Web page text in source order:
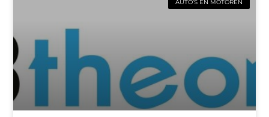
AUTO’S EN MOTOREN